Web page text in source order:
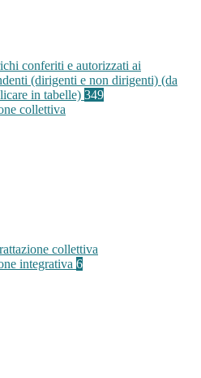
conferiti e autorizzati ai
(dirigenti e non dirigenti) (da
in tabelle) 349
collettiva
collettiva
integrativa 6